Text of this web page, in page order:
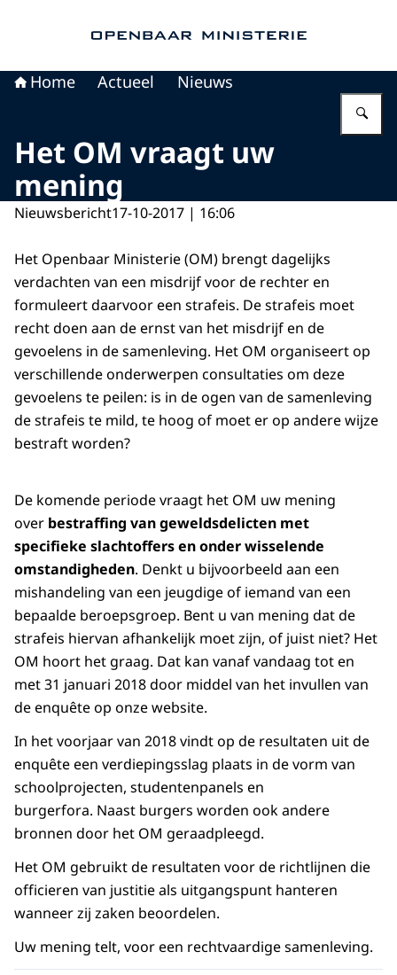
Home Actueel Nieuws
Het OM vraagt uw
mening
Nieuwsbericht17-10-2017 | 16:06
Het Openbaar Ministerie (OM) brengt dagelijks
verdachten van een misdrijf voor de rechter en
formuleert daarvoor een strafeis. De strafeis moet
recht doen aan de ernst van het misdrijf en de
gevoelens in de samenleving. Het OM organiseert op
verschillende onderwerpen consultaties om deze
gevoelens te peilen: is in de ogen van de samenleving
de strafeis te mild, te hoog of moet er op andere wijze
bestraft worden?
De komende periode vraagt het OM uw mening
over bestraffing van geweldsdelicten met
specifieke slachtoffers en onder wisselende
omstandigheden. Denkt u bijvoorbeeld aan een
mishandeling van een jeugdige of iemand van een
bepaalde beroepsgroep. Bent u van mening dat de
strafeis hiervan afhankelijk moet zijn, of juist niet? Het
OM hoort het graag. Dat kan vanaf vandaag tot en
met 31 januari 2018 door middel van het invullen van
de enquête op onze website.
In het voorjaar van 2018 vindt op de resultaten uit de
enquête een verdiepingsslag plaats in de vorm van
schoolprojecten, studentenpanels en
burgerfora. Naast burgers worden ook andere
bronnen door het OM geraadpleegd.
Het OM gebruikt de resultaten voor de richtlijnen die
officieren van justitie als uitgangspunt hanteren
wanneer zij zaken beoordelen.
Uw mening telt, voor een rechtvaardige samenleving.